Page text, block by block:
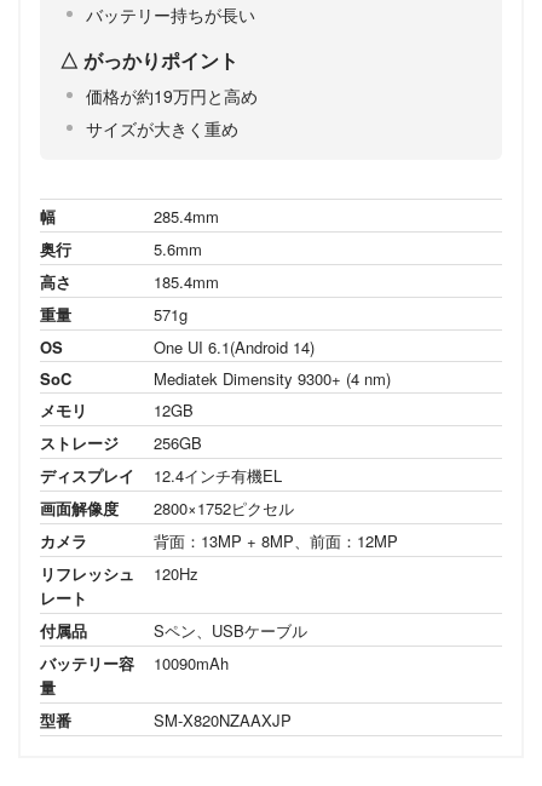
バッテリー持ちが長い
がっかりポイント
価格が約19万円と高め
サイズが大きく重め
幅
285.4mm
奥行
5.6mm
高さ
185.4mm
重量
571g
OS
One UI 6.1(Android 14)
SoC
Mediatek Dimensity 9300+ (4 nm)
メモリ
12GB
ストレージ
256GB
ディスプレイ
12.4インチ有機EL
画面解像度
2800×1752ピクセル
カメラ
背面：13MP + 8MP、前面：12MP
リフレッシュ
レート
120Hz
付属品
Sペン、USBケーブル
バッテリー容
量
10090mAh
型番 SM-X820NZAAXJP